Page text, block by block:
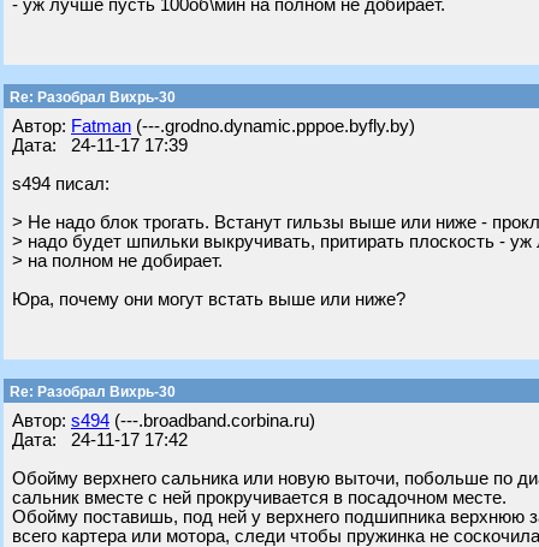
- уж лучше пусть 100об\мин на полном не добирает.
Re: Разобрал Вихрь-30
Автор: Fatman (---.grodno.dynamic.pppoe.byfly.by)
Дата: 24-11-17 17:39
s494 писал:
> Не надо блок трогать. Встанут гильзы выше или ниже -
> надо будет шпильки выкручивать, притирать плоскость -
> на полном не добирает.
Юра, почему они могут встать выше или ниже?
Re: Разобрал Вихрь-30
Автор: s494 (---.broadband.corbina.ru)
Дата: 24-11-17 17:42
Обойму верхнего сальника или новую выточи, побольше по
сальник вместе с ней прокручивается в посадочном месте.
Обойму поставишь, под ней у верхнего подшипника
всего картера или мотора, следи чтобы пружинка не